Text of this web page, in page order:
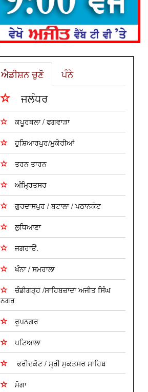
ਐਡੀਸ਼ਨ ਚੁਣੋ ਪੰਨੇ
ਜਲੰਧਰ
ਕਪੂਰਥਲਾ / ਫਗਵਾੜਾ
ਹੁਸ਼ਿਆਰਪੁਰ/ਮੁਕੇਰੀਆਂ
ਤਰਨ ਤਾਰਨ
ਅੰਮ੍ਰਿਤਸਰ
ਗੁਰਦਾਸਪੁਰ / ਬਟਾਲਾ / ਪਠਾਨਕੋਟ
ਲੁਧਿਆਣਾ
ਜਗਰਾਓਂ.
ਖੰਨਾ / ਸਮਰਾਲਾ
ਚੰਡੀਗੜ੍ਹ /ਸਾਹਿਬਜ਼ਾਦਾ ਅਜੀਤ ਸਿੰਘ
ਨਗਰ
ਰੂਪਨਗਰ
ਪਟਿਆਲਾ
ਫਰੀਦਕੋਟ / ਸ੍ਰੀ ਮੁਕਤਸਰ ਸਾਹਿਬ
ਮੋਗਾ